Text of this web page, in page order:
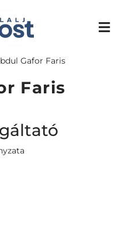
Gafor Faris
Faris